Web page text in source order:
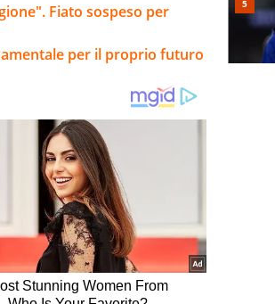
Fiato sospeso per
per il proprio futuro